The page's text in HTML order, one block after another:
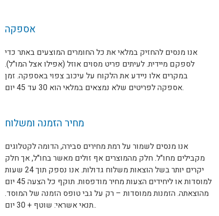
אספקה
אנו מנסים להחזיק במלאי את כל החומרים המוצעים באתר כדי
לספקם מיידית. לעיתים פריט מסוים אוזל (אפילו אצל המו"ל).
במקרים אלו ניידע את הלקוח על עיכוב צפוי באספקה. זמן
אספקה לפריטים שלא נמצאים במלאי הוא 30 עד 45 יום.
מחיר הזמנה ומשלוח
אנו מנסים לשמור על רמת מחירים סבירה, הדומה לקטלוגים
מקבילים מחו"ל. חלק מהמוצרים אף זולים מאשר בחו"ל, אך חלק
יקרים יותר בשל הוצאות משלוח גדולות. אנו נספק תוך 24 שעות
למוסדות או ליחידים הצעות מחיר מודפסות. תוקף כל הצעה 45 יום
מהוצאתה. הזמנות ממוסדות – רק על גבי טופס הזמנה של המוסד.
תנאי אשראי: שוטף + 30 יום..